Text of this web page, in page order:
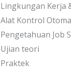
Lingkungan Kerja
Alat Kontrol
Pengetahuan Job
Ujian teori
Praktek